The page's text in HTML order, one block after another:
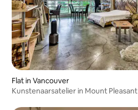
Flat in Vancouver
Kunstenaarsatelier in Mount Pleasant